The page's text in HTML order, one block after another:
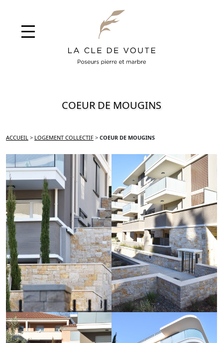
COEUR DE MOUGINS
ACCUEIL > LOGEMENT COLLECTIF > COEUR DE MOUGINS